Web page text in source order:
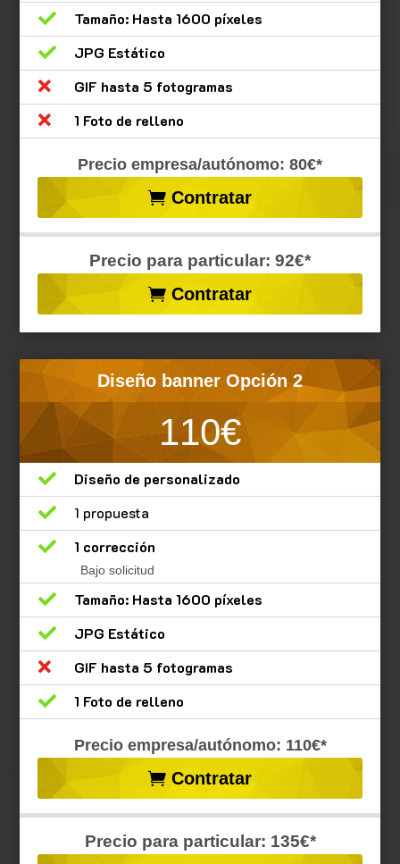

Tamaño: Hasta 1600 píxeles

JPG Estático

GIF hasta 5 fotogramas

1 Foto de relleno
Precio empresa/autónomo: 80€*
Contratar
Precio para particular: 92€*
Contratar
Diseño banner Opción 2
110€

Diseño de personalizado

1 propuesta

1 corrección
Bajo solicitud

Tamaño: Hasta 1600 píxeles

JPG Estático

GIF hasta 5 fotogramas

1 Foto de relleno
Precio empresa/autónomo: 110€*
Contratar
Precio para particular: 135€*